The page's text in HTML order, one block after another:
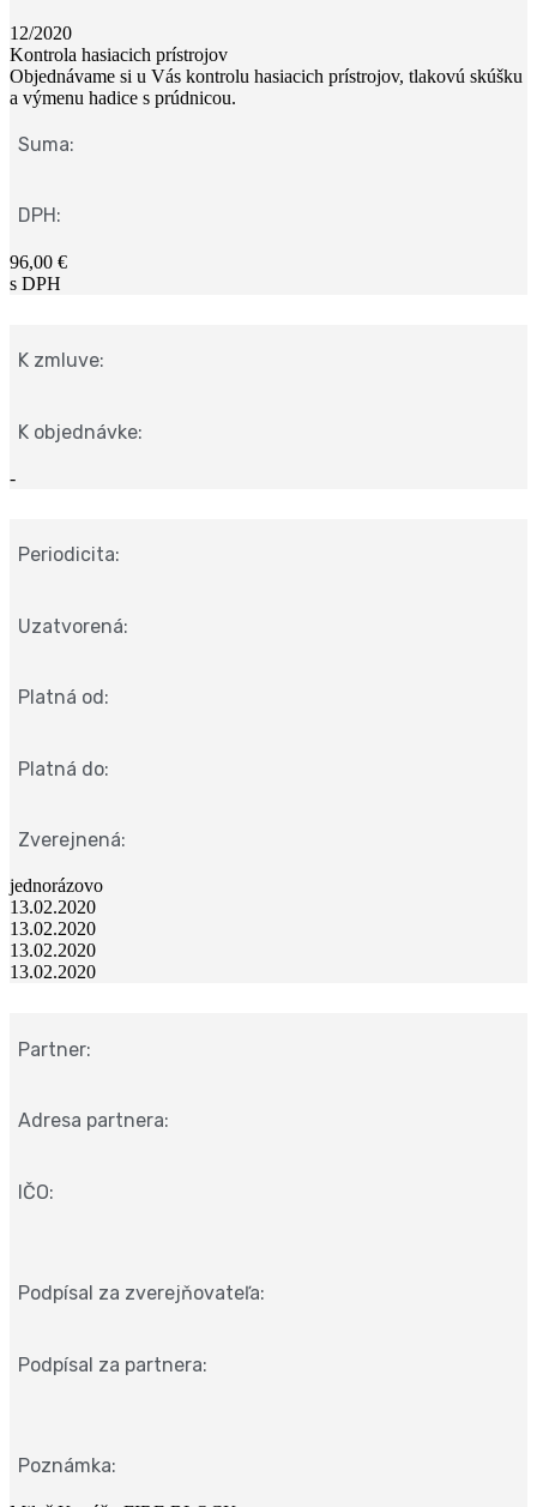
12/2020
Kontrola hasiacich prístrojov
Objednávame si u Vás kontrolu hasiacich prístrojov, tlakovú skúšku
a výmenu hadice s prúdnicou.
Suma:
DPH:
96,00 €
s DPH
K zmluve:
K objednávke:
-
Periodicita:
Uzatvorená:
Platná od:
Platná do:
Zverejnená:
jednorázovo
13.02.2020
13.02.2020
13.02.2020
13.02.2020
Partner:
Adresa partnera:
IČO:
Podpísal za zverejňovateľa:
Podpísal za partnera:
Poznámka: